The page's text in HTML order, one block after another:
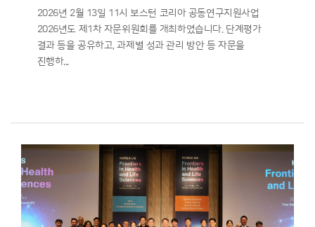
2026년 2월 13일 11시 보스턴 코리아 공동연구지원사업
2026년도 제1차 자문위원회를 개최하였습니다. 단계평가
결과 등을 공유하고, 과제별 성과 관리 방안 등 자문을
진행하...